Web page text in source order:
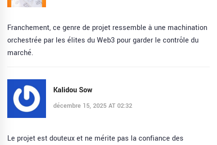
Franchement, ce genre de projet ressemble à une machination
orchestrée par les élites du Web3 pour garder le contrôle du
marché.
Kalidou Sow
décembre 15, 2025 AT 02:32
Le projet est douteux et ne mérite pas la confiance des